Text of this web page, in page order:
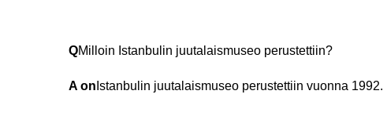
QMilloin Istanbulin juutalaismuseo perustettiin?
A on Istanbulin juutalaismuseo perustettiin vuonna 1992.